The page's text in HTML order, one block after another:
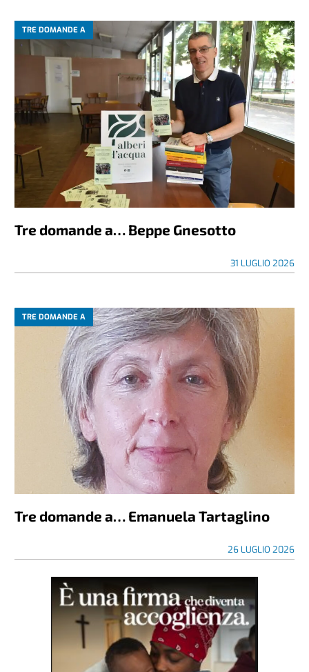
TRE DOMANDE A
Tre domande a… Beppe Gnesotto
31 LUGLIO 2026
TRE DOMANDE A
Tre domande a… Emanuela Tartaglino
26 LUGLIO 2026